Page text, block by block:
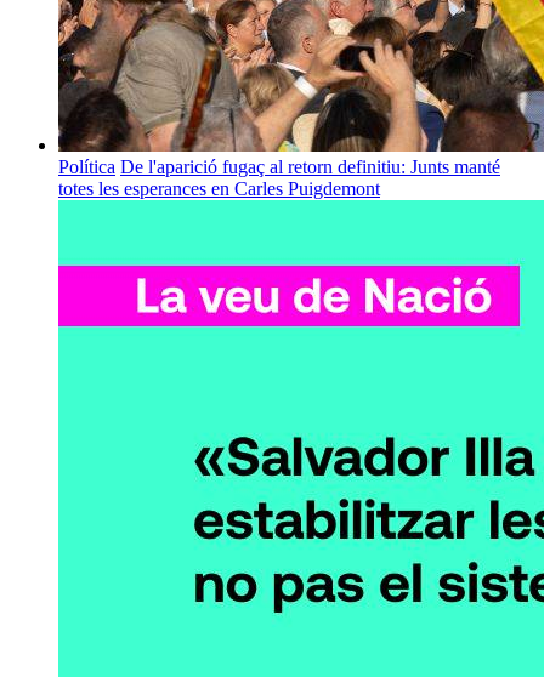
Política De l'aparició fugaç al retorn definitiu: Junts manté
totes les esperances en Carles Puigdemont